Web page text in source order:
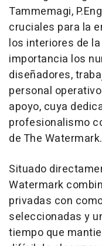
Tammemagi,
cruciales para la
los interiores de
importancia los
diseñadores,
personal
apoyo, cuya
profesionalismo
de The Watermark.
Situado
Watermark
privadas con
seleccionadas y
tiempo que